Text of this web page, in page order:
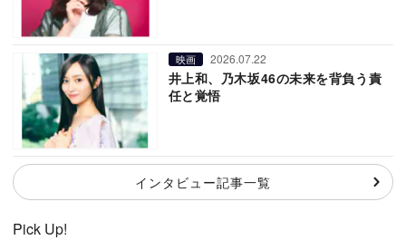
映画 2026.07.22
井上和、乃木坂46の未来を背負う責
任と覚悟
インタビュー記事一覧
Pick Up!